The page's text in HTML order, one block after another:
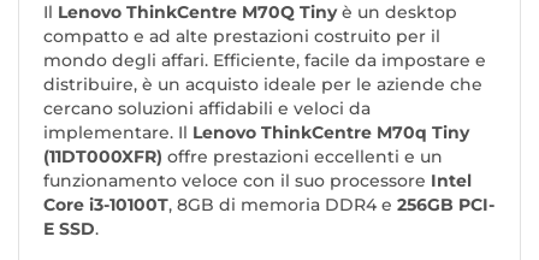
Il Lenovo ThinkCentre M70Q Tiny è un desktop
compatto e ad alte prestazioni costruito per il
mondo degli affari. Efficiente, facile da impostare e
distribuire, è un acquisto ideale per le aziende che
cercano soluzioni affidabili e veloci da
implementare. Il Lenovo ThinkCentre M70q Tiny
(11DT000XFR) offre prestazioni eccellenti e un
funzionamento veloce con il suo processore Intel
Core i3-10100T, 8GB di memoria DDR4 e 256GB PCI-
E SSD.